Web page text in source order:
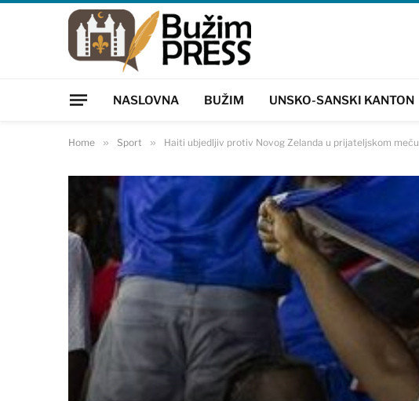
NASLOVNA BUŽIM UNSKO-SANSKI KANTON
Home » Sport » Haiti ubjedljiv protiv Novog Zelanda u prijateljskom meču